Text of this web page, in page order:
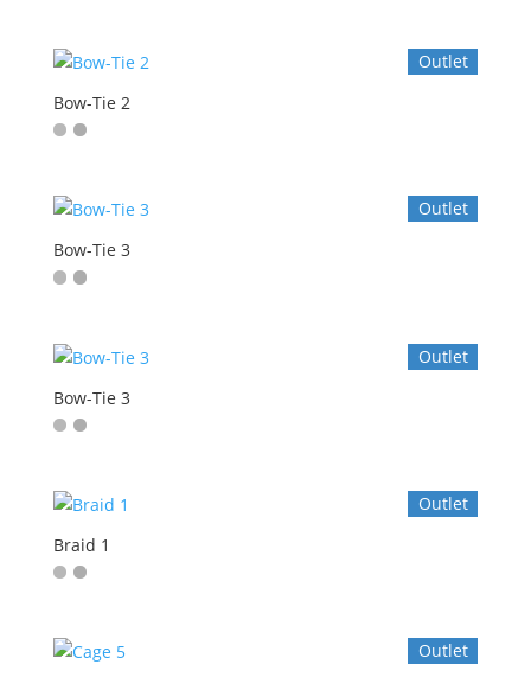
Outlet
Bow-Tie 2
Outlet
Bow-Tie 3
Outlet
Bow-Tie 3
Outlet
Braid 1
Outlet